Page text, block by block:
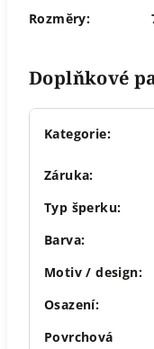
Rozměry:
Doplňkové
Kategorie:
Záruka:
Typ šperku:
Barva:
Motiv / design:
Osazení:
Povrchová